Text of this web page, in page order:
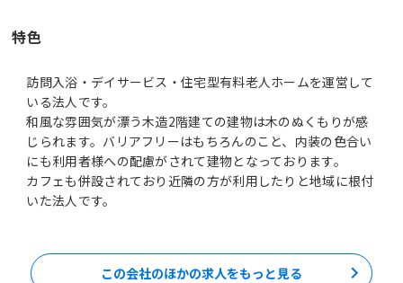
特色
訪問入浴・デイサービス・住宅型有料老人ホームを運営して
いる法人です。
和風な雰囲気が漂う木造2階建ての建物は木のぬくもりが感
じられます。バリアフリーはもちろんのこと、内装の色合い
にも利用者様への配慮がされて建物となっております。
カフェも併設されており近隣の方が利用したりと地域に根付
いた法人です。
この会社のほかの求人をもっと見る